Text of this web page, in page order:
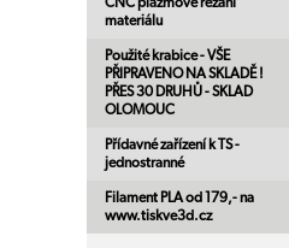
materiálu
Použité krabice - VŠE
PŘIPRAVENO NA SKLADĚ !
PŘES 30 DRUHŮ - SKLAD
OLOMOUC
Přídavné zařízení k TS -
jednostranné
Filament PLA od 179,- na
www.tiskve3d.cz